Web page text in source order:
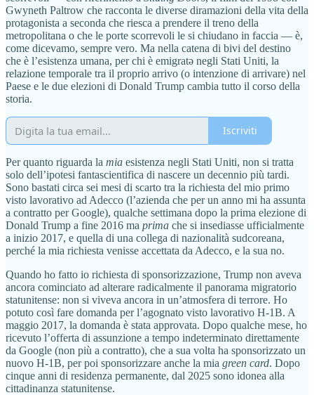
Gwyneth Paltrow che racconta le diverse diramazioni della vita della
protagonista a seconda che riesca a prendere il treno della
metropolitana o che le porte scorrevoli le si chiudano in faccia — è,
come dicevamo, sempre vero. Ma nella catena di bivi del destino
che è l’esistenza umana, per chi è emigratə negli Stati Uniti, la
relazione temporale tra il proprio arrivo (o intenzione di arrivare) nel
Paese e le due elezioni di Donald Trump cambia tutto il corso della
storia.
Iscriviti
Per quanto riguarda la mia esistenza negli Stati Uniti, non si tratta
solo dell’ipotesi fantascientifica di nascere un decennio più tardi.
Sono bastati circa sei mesi di scarto tra la richiesta del mio primo
visto lavorativo ad Adecco (l’azienda che per un anno mi ha assunta
a contratto per Google), qualche settimana dopo la prima elezione di
Donald Trump a fine 2016 ma prima che si insediasse ufficialmente
a inizio 2017, e quella di una collega di nazionalità sudcoreana,
perché la mia richiesta venisse accettata da Adecco, e la sua no.
Quando ho fatto io richiesta di sponsorizzazione, Trump non aveva
ancora cominciato ad alterare radicalmente il panorama migratorio
statunitense: non si viveva ancora in un’atmosfera di terrore. Ho
potuto così fare domanda per l’agognato visto lavorativo H-1B. A
maggio 2017, la domanda è stata approvata. Dopo qualche mese, ho
ricevuto l’offerta di assunzione a tempo indeterminato direttamente
da Google (non più a contratto), che a sua volta ha sponsorizzato un
nuovo H-1B, per poi sponsorizzare anche la mia green card. Dopo
cinque anni di residenza permanente, dal 2025 sono idonea alla
cittadinanza statunitense.